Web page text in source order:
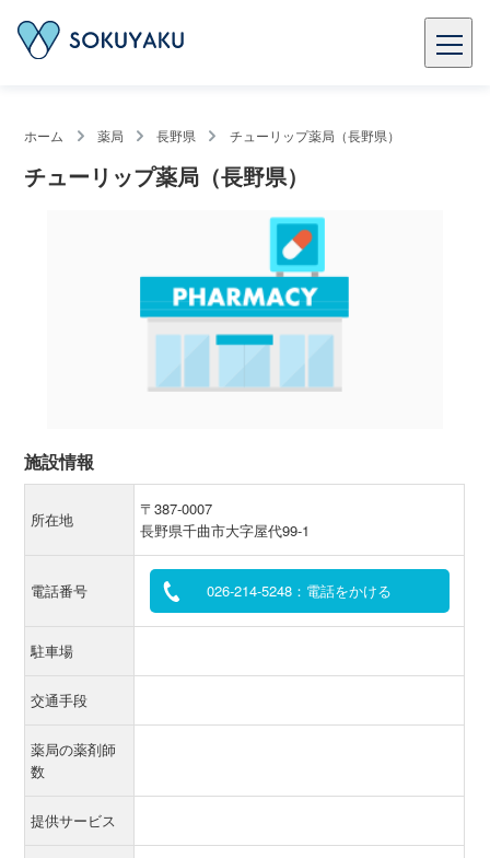
ホーム 薬局 長野県 チューリップ薬局（長野県）
チューリップ薬局（長野県）
施設情報
所在地
〒387-0007
長野県千曲市大字屋代99-1
電話番号 026-214-5248：電話をかける
駐車場
交通手段
薬局の薬剤師
数
提供サービス